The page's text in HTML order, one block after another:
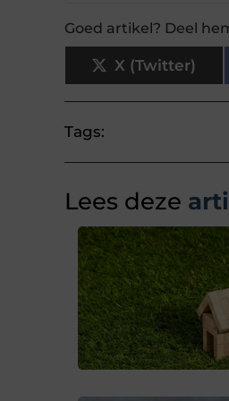
Goed artikel? Deel
X (Twitter)
Tags:
Lees deze